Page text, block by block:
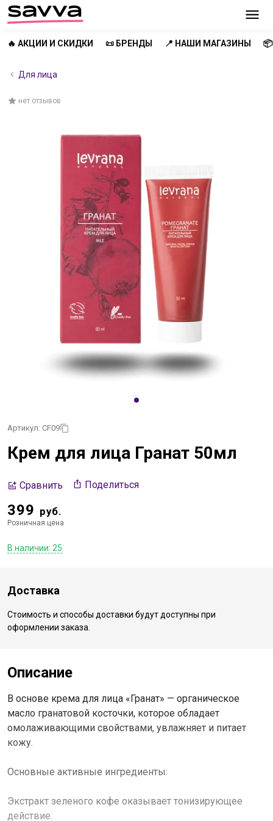
🔥 АКЦИИ И СКИДКИ 📜 БРЕНДЫ 📍 НАШИ МАГАЗИНЫ
Для лица
нет отзывов
Артикул: CF09
Крем для лица Гранат 50мл
Сравнить Поделиться
399 руб.
Розничная цена
В наличии: 25
Доставка
Стоимость и способы доставки будут доступны при
оформлении заказа.
Описание
В основе крема для лица «Гранат» — органическое
масло гранатовой косточки, которое обладает
омолаживающими свойствами, увлажняет и питает
кожу.
Основные активные ингредиенты:
Экстракт зеленого кофе оказывает тонизирующее
действие.